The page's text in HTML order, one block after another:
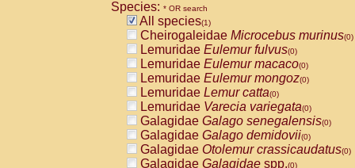
Species: * OR search
All species(1)
Cheirogaleidae Microcebus murinus(0)
Lemuridae Eulemur fulvus(0)
Lemuridae Eulemur macaco(0)
Lemuridae Eulemur mongoz(0)
Lemuridae Lemur catta(0)
Lemuridae Varecia variegata(0)
Galagidae Galago senegalensis(0)
Galagidae Galago demidovii(0)
Galagidae Otolemur crassicaudatus(0)
Galagidae Galagidae spp.(0)